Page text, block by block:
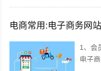
电商常用:电子商务网
1、会
电子